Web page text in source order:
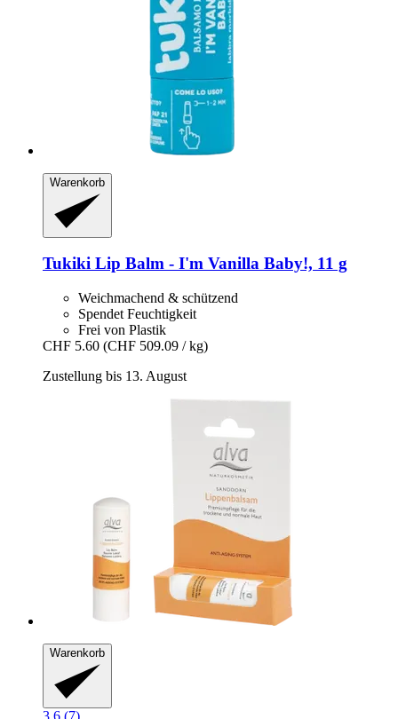
Warenkorb
Tukiki Lip Balm -​ I'm Vanilla Baby!, 11 g
Weichmachend & schützend
Spendet Feuchtigkeit
Frei von Plastik
CHF 5.60 (CHF 509.09 / kg)
Zustellung bis 13. August
Warenkorb
3.6 (7)